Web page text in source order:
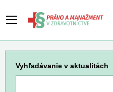
Vyhľadávanie v aktualitách